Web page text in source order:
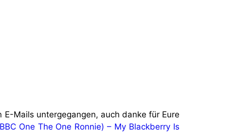
Mails untergegangen, auch danke für Eure
One The One Ronnie) – My Blackberry Is